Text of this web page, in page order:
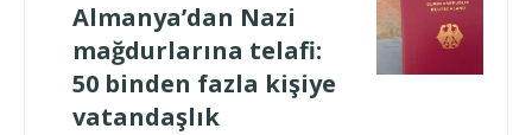
Almanya’dan Nazi
mağdurlarına telafi:
50 binden fazla kişiye
vatandaşlık